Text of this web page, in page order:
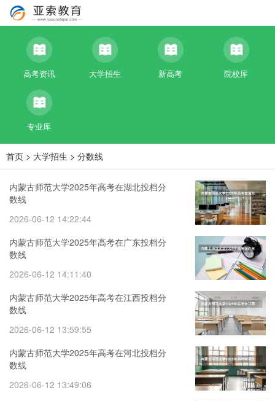
高考资讯 大学招生 新高考 院校库
专业库
首页 > 大学招生 > 分数线
内蒙古师范大学2025年高考在湖北投档分
数线
2026-06-12 14:22:44
内蒙古师范大学2025年高考在广东投档分
数线
2026-06-12 14:11:40
内蒙古师范大学2025年高考在江西投档分
数线
2026-06-12 13:59:55
内蒙古师范大学2025年高考在河北投档分
数线
2026-06-12 13:49:06